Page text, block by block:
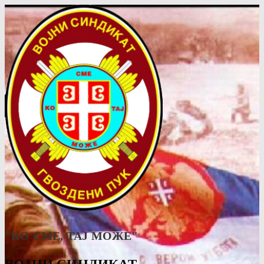
"КО СМЕ, ТАJ МОЖЕ"